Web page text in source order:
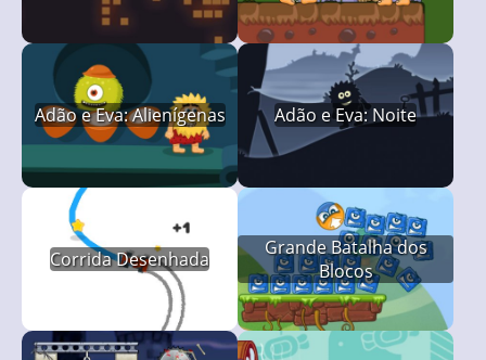
Adão e Eva: Alienígenas Adão e Eva: Noite
Corrida Desenhada
Grande Batalha dos
Blocos